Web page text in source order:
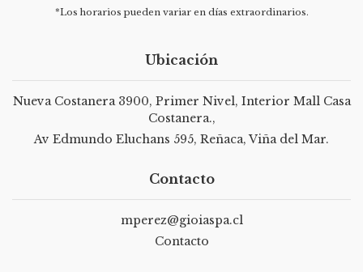
*Los horarios pueden variar en días extraordinarios.
Ubicación
Nueva Costanera 3900, Primer Nivel, Interior Mall Casa
Costanera.,
Av Edmundo Eluchans 595, Reñaca, Viña del Mar.
Contacto
mperez@gioiaspa.cl
Contacto